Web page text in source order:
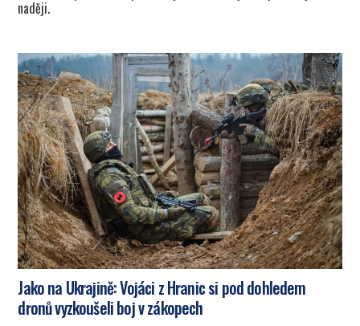
naději.
Jako na Ukrajině: Vojáci z Hranic si pod dohledem
dronů vyzkoušeli boj v zákopech